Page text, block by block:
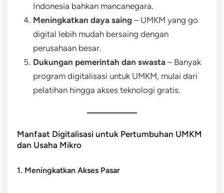
Indonesia bahkan mancanegara.
Meningkatkan daya saing – UMKM yang go
digital lebih mudah bersaing dengan
perusahaan besar.
Dukungan pemerintah dan swasta – Banyak
program digitalisasi untuk UMKM, mulai dari
pelatihan hingga akses teknologi gratis.
Manfaat Digitalisasi untuk Pertumbuhan UMKM
dan Usaha Mikro
1. Meningkatkan Akses Pasar